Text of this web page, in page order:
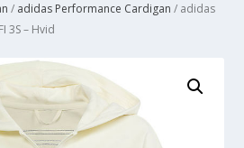
/ adidas Performance Cardigan / adidas
3S – Hvid